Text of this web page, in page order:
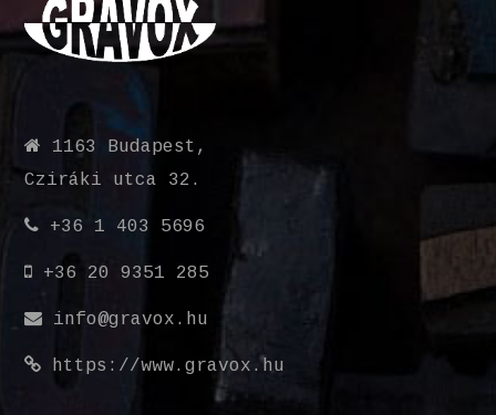
1163 Budapest,
Cziráki utca 32.
+36 1 403 5696
+36 20 9351 285
info@gravox.hu
https://www.gravox.hu